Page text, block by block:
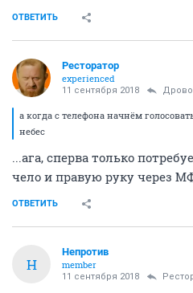
ОТВЕТИТЬ
Ресторатор
experienced
11 сентября 2018
а когда с телефона начнём
небес
...ага, сперва только
чело и правую руку через
ОТВЕТИТЬ
Н
Непротив
member
11 сентября 2018